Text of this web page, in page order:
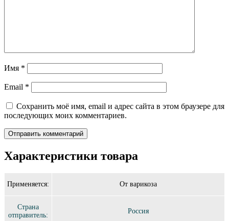
Имя *
Email *
Сохранить моё имя, email и адрес сайта в этом браузере для
последующих моих комментариев.
Характеристики товара
Применяется: От варикоза
Страна
отправитель:
Россия